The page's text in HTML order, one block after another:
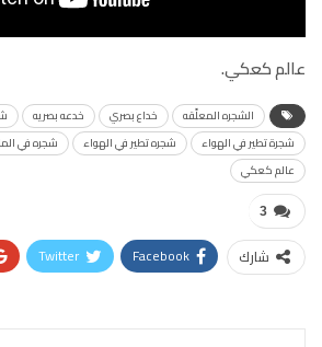
عالم كعكي.
الشجره المعلّقه خداع بصري خدعه بصريه
شجرة تطير في الهواء
شجره تطير في الهواء
شجره في
عالم كعكي
3
شارك Facebook
Twitter